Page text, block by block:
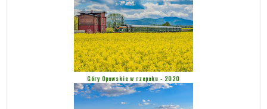
Góry Opawskie w rzepaku - 2020